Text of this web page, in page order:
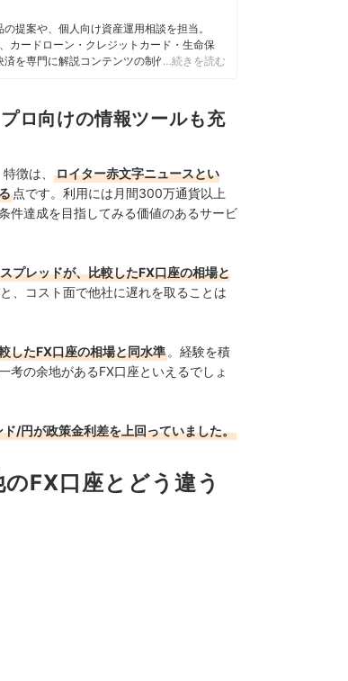
提案や、個人向け資産運用相談を担当。
カードローン・クレジットカード・生命保
を専門に解説コンテンツの制作を統括す
…続きを読む
ロ向けの情報ツールも充
徴は、
ロイター赤文字ニュースとい
点です。利用には月間300万通貨以上
件達成を目指してみる価値のあるサービ
プレッドが、比較したFX口座の相場と
、コスト面で他社に遅れを取ることは
したFX口座の相場と同水準 。経験を積
考の余地があるFX口座といえるでしょ
/円が政策金利差を上回っていました。
FX口座とどう違う